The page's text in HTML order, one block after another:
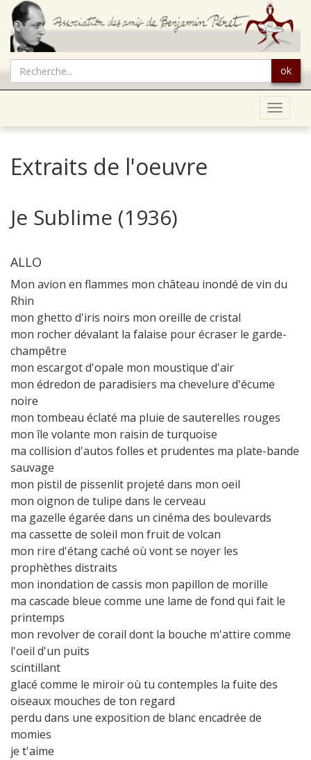
ok
Toggle
Extraits de l'oeuvre
Je Sublime (1936)
ALLO
Mon avion en flammes mon château inondé de vin du
Rhin
mon ghetto d'iris noirs mon oreille de cristal
mon rocher dévalant la falaise pour écraser le garde-
champêtre
mon escargot d'opale mon moustique d'air
mon édredon de paradisiers ma chevelure d'écume
noire
mon tombeau éclaté ma pluie de sauterelles rouges
mon île volante mon raisin de turquoise
ma collision d'autos folles et prudentes ma plate-bande
sauvage
mon pistil de pissenlit projeté dans mon oeil
mon oignon de tulipe dans le cerveau
ma gazelle égarée dans un cinéma des boulevards
ma cassette de soleil mon fruit de volcan
mon rire d'étang caché où vont se noyer les
prophèthes distraits
mon inondation de cassis mon papillon de morille
ma cascade bleue comme une lame de fond qui fait le
printemps
mon revolver de corail dont la bouche m'attire comme
l'oeil d'un puits
scintillant
glacé comme le miroir où tu contemples la fuite des
oiseaux mouches de ton regard
perdu dans une exposition de blanc encadrée de
momies
je t'aime